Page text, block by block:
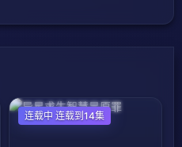
国产动漫
连载中 连载到14集